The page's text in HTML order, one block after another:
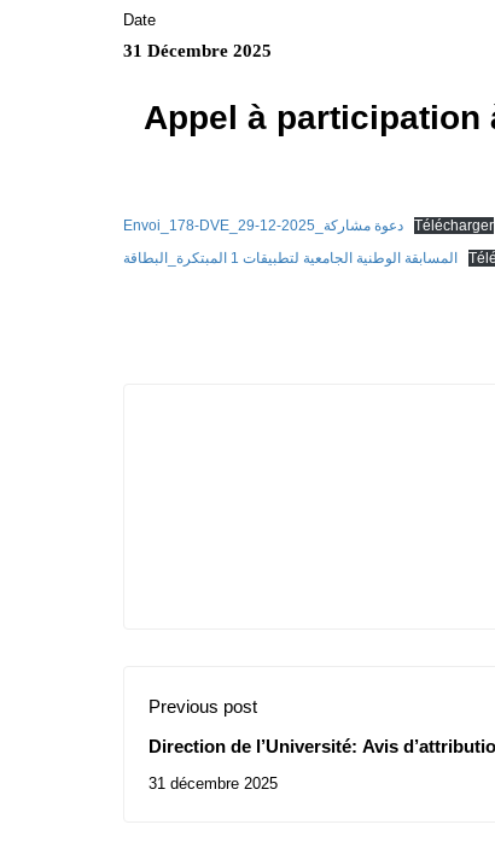
Date
31 Décembre 2025
Appel à participation
Envoi_178-DVE_29-12-2025_دعوة مشاركة
Télécharger
المسابقة الوطنية الجامعية لتطبيقات 1 المبتكرة_البطاقة
Previous post
Direction de l’Université: Avis
31 décembre 2025